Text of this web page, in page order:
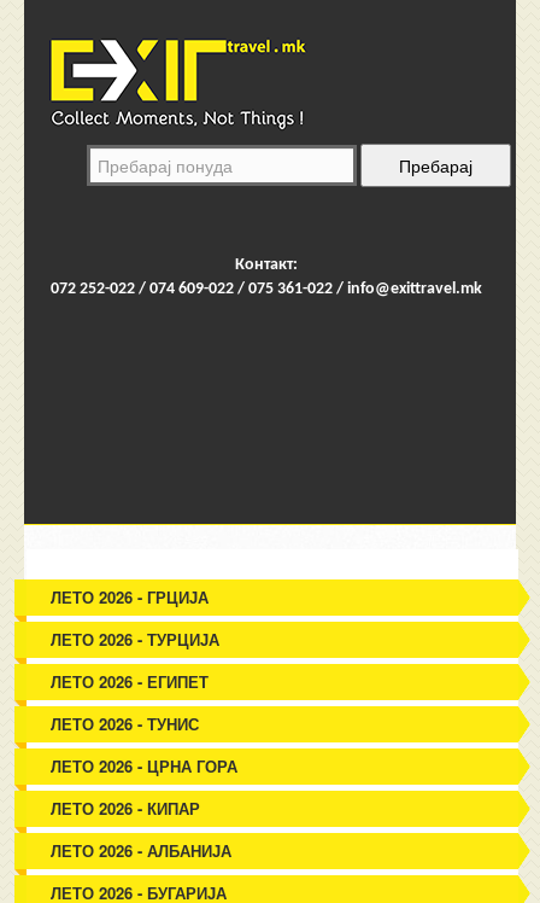
Контакт:
072 252-022 / 074 609-022 / 075 361-022 / info@exittravel.mk
ЛЕТО 2026 - ГРЦИЈА
ЛЕТО 2026 - ТУРЦИЈА
ЛЕТО 2026 - ЕГИПЕТ
ЛЕТО 2026 - ТУНИС
ЛЕТО 2026 - ЦРНА ГОРА
ЛЕТО 2026 - КИПАР
ЛЕТО 2026 - АЛБАНИЈА
ЛЕТО 2026 - БУГАРИЈА